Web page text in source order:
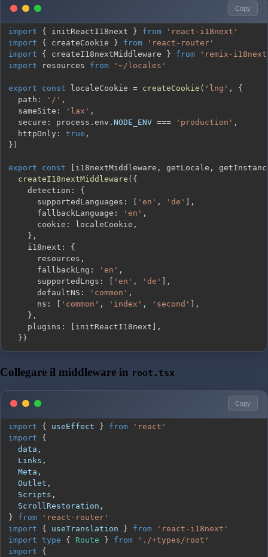
Copy
import { initReactI18next } from
'react-i18next'
import
{ createCookie } from
'react-router'
import
{ createI18nextMiddleware } from
'remix-
import resources from '~/locales'
export const localeCookie = createCookie ( 'lng' ,
{
  path
: '/' ,
  sameSite
: 'lax' ,
  secure
: process . env . NODE_ENV === 'production' ,
  httpOnly
: true ,
} )
export const i18nextMiddleware , getLocale ,
createI18nextMiddleware ( {
    detection
:
{
      supportedLanguages
: 'en' , 'de'
,
      fallbackLanguage
: 'en' ,
      cookie
: localeCookie ,
} ,
    i18next
:
{
      resources
,
      fallbackLng
: 'en' ,
      supportedLngs
: 'en' , 'de'
,
      defaultNS
: 'common' ,
      ns
: 'common' , 'index' , 'second'
,
} ,
    plugins
: initReactI18next
,
} )
Collegare il middleware in root.tsx
Copy
import { useEffect } from
'react'
import
{
  data
,
Links ,
Meta ,
Outlet ,
Scripts ,
ScrollRestoration ,
}
from
'react-router'
import
{ useTranslation } from
'react-i18next'
import type { Route } from
'./+types/root'
import
{